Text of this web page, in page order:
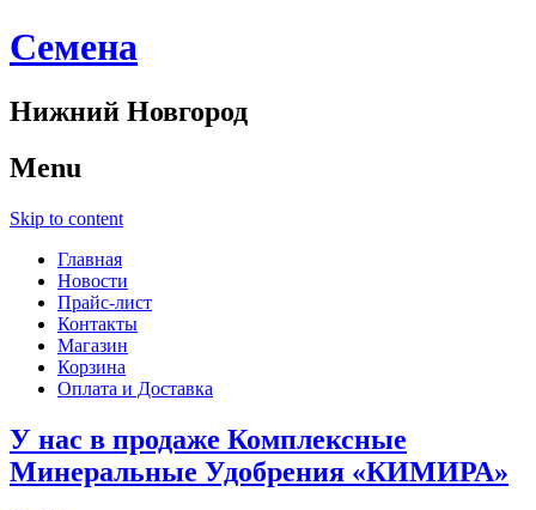
Cемена
Нижний Новгород
Menu
Skip to content
Главная
Новости
Прайс-лист
Контакты
Магазин
Корзина
Оплата и Доставка
У нас в продаже Комплексные
Минеральные Удобрения «КИМИРА»